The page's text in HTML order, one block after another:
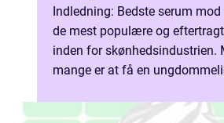
Indledning: Bedste serum
de mest populære og
inden for skønhedsindustrien.
mange er at få en